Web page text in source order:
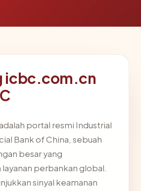
icbc.com.cn
portal resmi Industrial
Bank of China, sebuah
besar yang
perbankan global.
sinyal keamanan